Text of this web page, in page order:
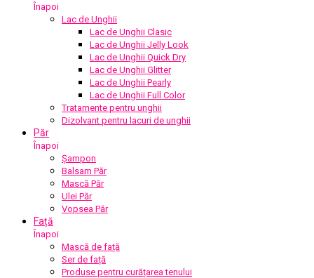
Înapoi
Lac de Unghii
Lac de Unghii Clasic
Lac de Unghii Jelly Look
Lac de Unghii Quick Dry
Lac de Unghii Glitter
Lac de Unghii Pearly
Lac de Unghii Full Color
Tratamente pentru unghii
Dizolvant pentru lacuri de unghii
Păr
Înapoi
Șampon
Balsam Păr
Mască Păr
Ulei Păr
Vopsea Păr
Față
Înapoi
Mască de față
Ser de față
Produse pentru curățarea tenului